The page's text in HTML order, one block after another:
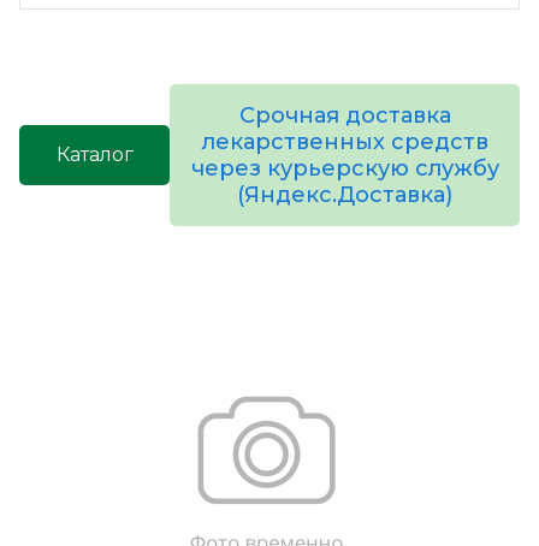
Каталог
Срочная доставка
лекарственных средств
через курьерскую службу
(Яндекс.Доставка)